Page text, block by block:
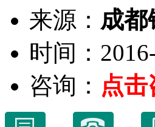
来源： 成都
时间：
咨询： 点